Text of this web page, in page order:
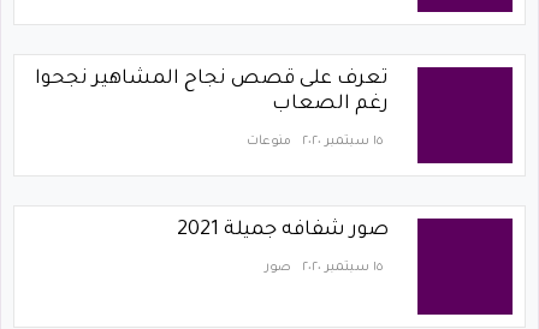
تعرف على قصص نجاح المشاهير نجحوا
رغم الصعاب
١٥ سبتمبر ٢٠٢٠ منوعات
صور شفافه جميلة 2021
١٥ سبتمبر ٢٠٢٠ صور